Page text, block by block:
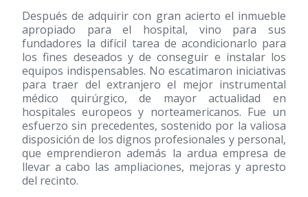
Después de adquirir con gran acierto el inmueble
apropiado para el hospital, vino para sus
fundadores la difícil tarea de acondicionarlo para
los fines deseados y de conseguir e instalar los
equipos indispensables. No escatimaron iniciativas
para traer del extranjero el mejor instrumental
médico quirúrgico, de mayor actualidad en
hospitales europeos y norteamericanos. Fue un
esfuerzo sin precedentes, sostenido por la valiosa
disposición de los dignos profesionales y personal,
que emprendieron además la ardua empresa de
llevar a cabo las ampliaciones, mejoras y apresto
del recinto.